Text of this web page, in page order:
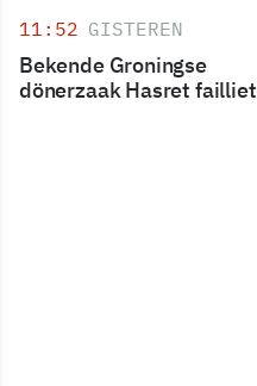
11:52 GISTEREN
Bekende Groningse
dönerzaak Hasret failliet